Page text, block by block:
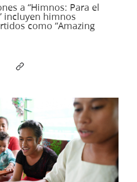
a “Himnos: Para el
incluyen himnos
como “Amazing